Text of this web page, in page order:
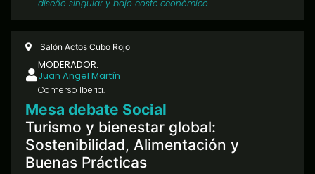
diseño singular y bajo coste económico.
Salón Actos Cubo Rojo
MODERADOR:
Juan Angel Martín
Comerso Iberia.
Mesa debate Social
Turismo y bienestar global:
Sostenibilidad, Alimentación y
Buenas Prácticas